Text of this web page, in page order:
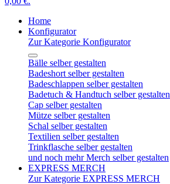
Home
Konfigurator
Zur Kategorie Konfigurator
Bälle selber gestalten
Badeshort selber gestalten
Badeschlappen selber gestalten
Badetuch & Handtuch selber gestalten
Cap selber gestalten
Mütze selber gestalten
Schal selber gestalten
Textilien selber gestalten
Trinkflasche selber gestalten
und noch mehr Merch selber gestalten
EXPRESS MERCH
Zur Kategorie EXPRESS MERCH